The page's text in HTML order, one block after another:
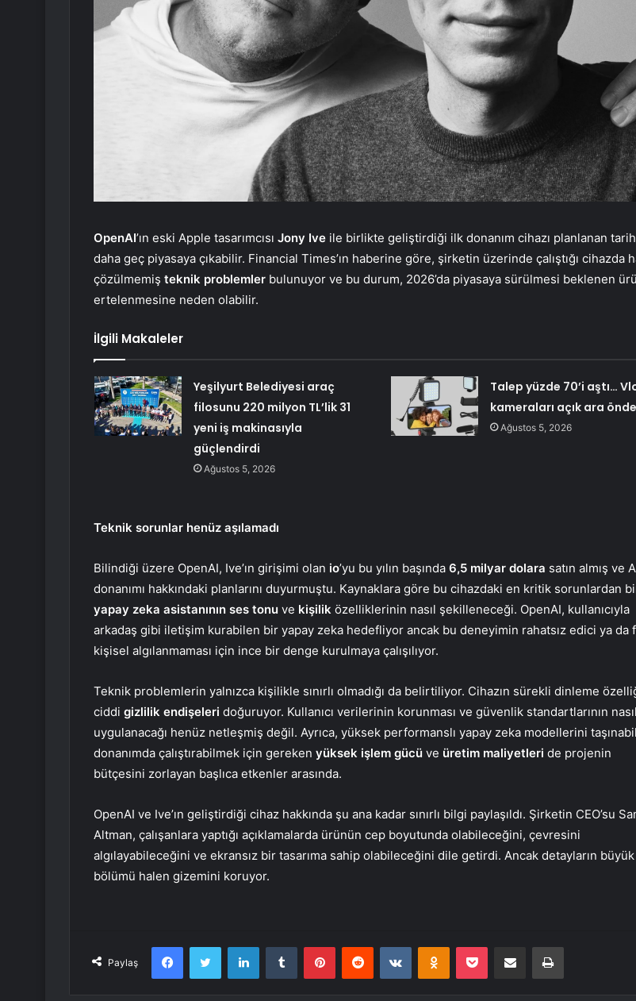
OpenAI’ın eski Apple tasarımcısı Jony Ive ile birlikte geliştirdiği ilk donanım cihazı planlanan
daha geç piyasaya çıkabilir. Financial Times’ın haberine göre, şirketin üzerinde çalıştığı cihazda
çözülmemiş teknik problemler bulunuyor ve bu durum, 2026’da piyasaya sürülmesi beklenen
ertelenmesine neden olabilir.
İlgili Makaleler
Yeşilyurt Belediyesi araç
filosunu 220 milyon TL’lik 31
yeni iş makinasıyla
güçlendirdi
Ağustos 5, 2026
Talep yüzde 70’i aştı…
kameraları açık ara önde
Ağustos 5, 2026
Teknik sorunlar henüz aşılamadı
Bilindiği üzere OpenAI, Ive’ın girişimi olan io’yu bu yılın başında 6,5 milyar dolara satın almış ve
donanımı hakkındaki planlarını duyurmuştu. Kaynaklara göre bu cihazdaki en kritik sorunlardan
yapay zeka asistanının ses tonu ve kişilik özelliklerinin nasıl şekilleneceği. OpenAI, kullanıcıyla
arkadaş gibi iletişim kurabilen bir yapay zeka hedefliyor ancak bu deneyimin rahatsız edici ya da
kişisel algılanmaması için ince bir denge kurulmaya çalışılıyor.
Teknik problemlerin yalnızca kişilikle sınırlı olmadığı da belirtiliyor. Cihazın sürekli dinleme
ciddi gizlilik endişeleri doğuruyor. Kullanıcı verilerinin korunması ve güvenlik standartlarının nasıl
uygulanacağı henüz netleşmiş değil. Ayrıca, yüksek performanslı yapay zeka modellerini
donanımda çalıştırabilmek için gereken yüksek işlem gücü ve üretim maliyetleri de projenin
bütçesini zorlayan başlıca etkenler arasında.
OpenAI ve Ive’ın geliştirdiği cihaz hakkında şu ana kadar sınırlı bilgi paylaşıldı. Şirketin CEO’su
Altman, çalışanlara yaptığı açıklamalarda ürünün cep boyutunda olabileceğini, çevresini
algılayabileceğini ve ekransız bir tasarıma sahip olabileceğini dile getirdi. Ancak detayların büyük
bölümü halen gizemini koruyor.
Paylaş
FacebookTwitter LinkedInTumblr PinterestReddit VKontakteOdnoklassniki
Pocket E-Posta ile paylaş Yazdır